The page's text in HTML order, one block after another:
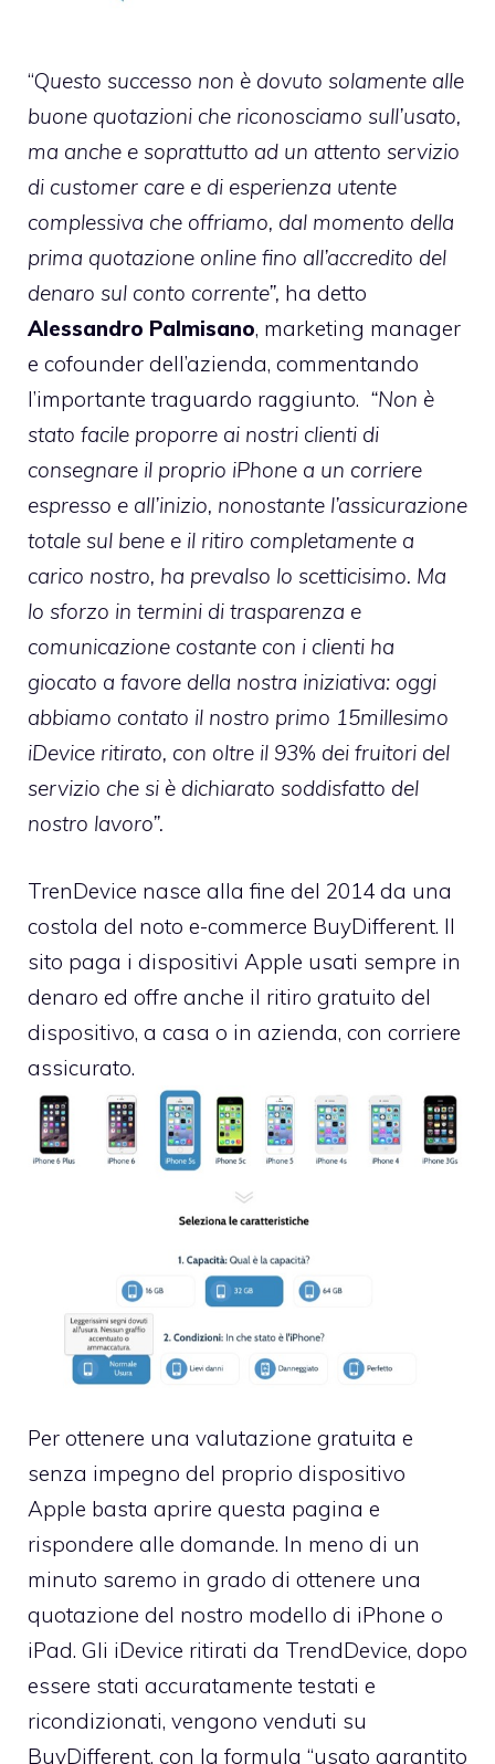
“Questo successo non è dovuto solamente alle
buone quotazioni che riconosciamo sull’usato,
ma anche e soprattutto ad un attento servizio
di customer care e di esperienza utente
complessiva che offriamo, dal momento della
prima quotazione online fino all’accredito del
denaro sul conto corrente”, ha detto
Alessandro Palmisano, marketing manager
e cofounder dell’azienda, commentando
l’importante traguardo raggiunto. “Non è
stato facile proporre ai nostri clienti di
consegnare il proprio iPhone a un corriere
espresso e all’inizio, nonostante l’assicurazione
totale sul bene e il ritiro completamente a
carico nostro, ha prevalso lo scetticisimo. Ma
lo sforzo in termini di trasparenza e
comunicazione costante con i clienti ha
giocato a favore della nostra iniziativa: oggi
abbiamo contato il nostro primo 15millesimo
iDevice ritirato, con oltre il 93% dei fruitori del
servizio che si è dichiarato soddisfatto del
nostro lavoro”.
TrenDevice nasce alla fine del 2014 da una
costola del noto e-commerce BuyDifferent. Il
sito paga i dispositivi Apple usati sempre in
denaro ed offre anche il ritiro gratuito del
dispositivo, a casa o in azienda, con corriere
assicurato.
Per ottenere una valutazione gratuita e
senza impegno del proprio dispositivo
Apple basta aprire questa pagina e
rispondere alle domande. In meno di un
minuto saremo in grado di ottenere una
quotazione del nostro modello di iPhone o
iPad. Gli iDevice ritirati da TrendDevice, dopo
essere stati accuratamente testati e
ricondizionati, vengono venduti su
BuyDifferent, con la formula “usato garantito